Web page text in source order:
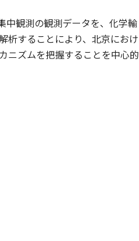
中観測の観測データを、化学輸
析することにより、北京におけ
ニズムを把握することを中心的